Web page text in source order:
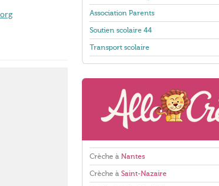
Association Parents
Soutien scolaire 44
Transport scolaire
Crèche à Nantes
Crèche à Saint-Nazaire